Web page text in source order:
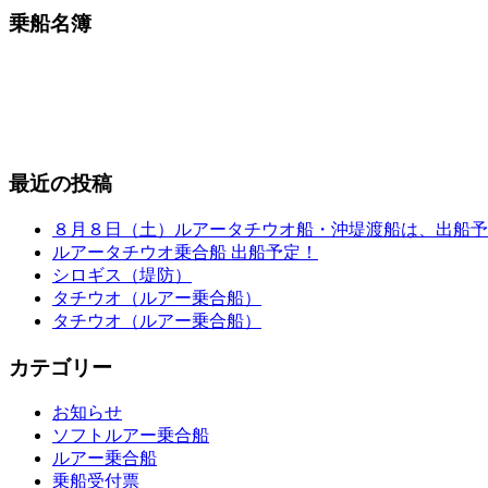
乗船名簿
最近の投稿
８月８日（土）ルアータチウオ船・沖堤渡船は、出船
ルアータチウオ乗合船 出船予定！
シロギス（堤防）
タチウオ（ルアー乗合船）
タチウオ（ルアー乗合船）
カテゴリー
お知らせ
ソフトルアー乗合船
ルアー乗合船
乗船受付票